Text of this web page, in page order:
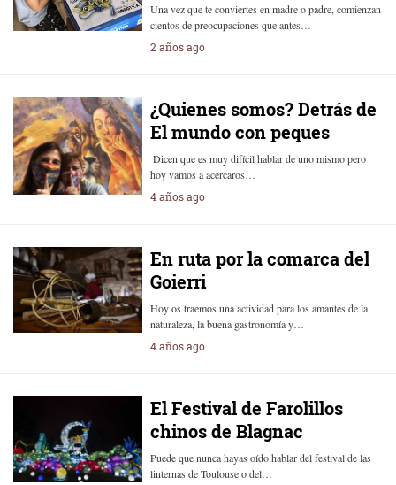
Una vez que te conviertes en madre o padre, comienzan
cientos de preocupaciones que antes…
2 años ago
¿Quienes somos? Detrás de
El mundo con peques
Dicen que es muy difícil hablar de uno mismo pero
hoy vamos a acercaros…
4 años ago
En ruta por la comarca del
Goierri
Hoy os traemos una actividad para los amantes de la
naturaleza, la buena gastronomía y…
4 años ago
El Festival de Farolillos
chinos de Blagnac
Puede que nunca hayas oído hablar del festival de las
linternas de Toulouse o del…